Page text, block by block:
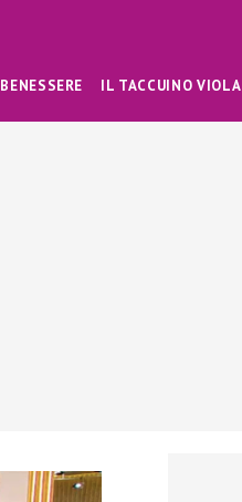
BENESSERE IL TACCUINO VIOLA